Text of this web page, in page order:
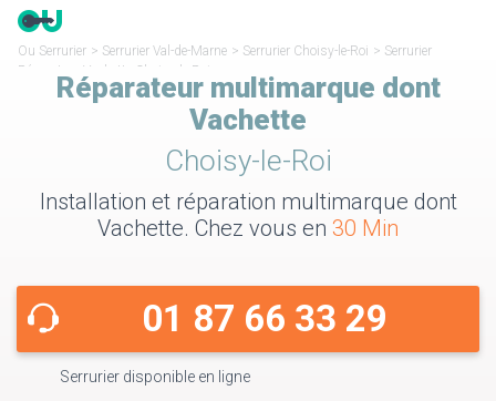
Ou Serrurier > Serrurier Val-de-Marne > Serrurier Choisy-le-Roi > Serrurier
Réparateur Vachette Choisy-le-Roi
Réparateur multimarque dont
Vachette
Choisy-le-Roi
Installation et réparation multimarque dont
Vachette. Chez vous en 30 Min
01 87 66 33 29
Serrurier disponible en ligne